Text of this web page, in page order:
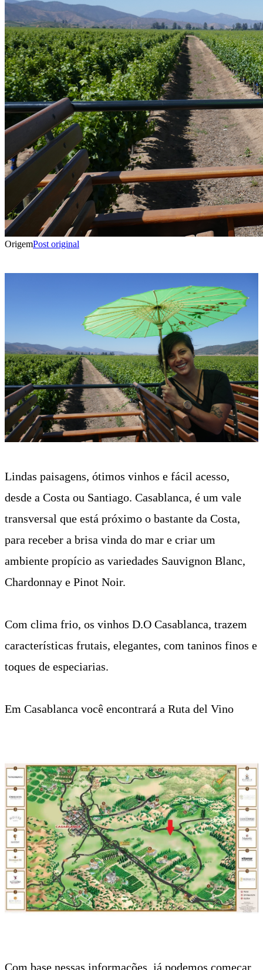
OrigemPost original
Lindas paisagens, ótimos vinhos e fácil acesso,
desde a Costa ou Santiago. Casablanca, é um vale
transversal que está próximo o bastante da Costa,
para receber a brisa vinda do mar e criar um
ambiente propício as variedades Sauvignon Blanc,
Chardonnay e Pinot Noir.
Com clima frio, os vinhos D.O Casablanca, trazem
características frutais, elegantes, com taninos finos e
toques de especiarias.
Em Casablanca você encontrará a Ruta del Vino
Com base nessas informações, já podemos começar